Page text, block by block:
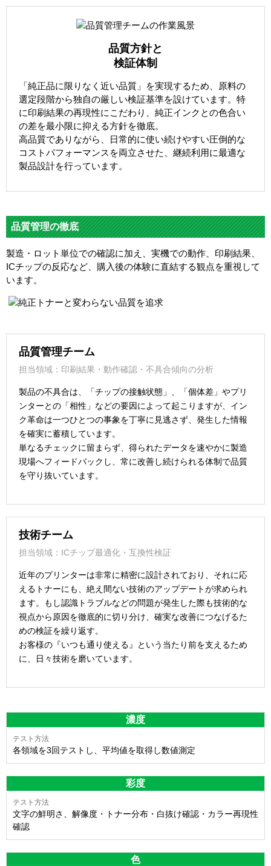
品質方針と
検証体制
「純正品に限りなく近い品質」を実現するため、原料の
選定段階から独自の厳しい検証基準を設けています。特
に印刷結果の再現性にこだわり、純正インクとの色合い
の差を最小限に抑える方針を徹底。
高品質でありながら、日常的に使い続けやすい圧倒的な
コストパフォーマンスを両立させた、継続利用に最適な
製品設計を行っています。
品質管理の徹底
製造・ロット単位での確認に加え、実機での動作、印刷結果、
ICチップの反応など、購入後の体験に直結する観点を重視して
います。
品質管理チーム
担当領域：印刷結果・動作確認・不具合傾向の分析
製品の不具合は、「チップの接触状態」、「個体差」やプリ
ンターとの「相性」などの要因によって起こりますが、イン
ク革命は一つひとつの事象を丁寧に見逃さず、発生した情報
を確実に蓄積しています。
単なるチェックに留まらず、得られたデータを速やかに製造
現場へフィードバックし、常に改善し続けられる体制で品質
を守り抜いています。
技術チーム
担当領域：ICチップ最適化・互換性検証
近年のプリンターは非常に精密に設計されており、それに応
えるトナーにも、絶え間ない技術のアップデートが求められ
ます。もし認識トラブルなどの問題が発生した際も技術的な
視点から原因を徹底的に切り分け、確実な改善につなげるた
めの検証を繰り返す。
お客様の『いつも通り使える』という当たり前を支えるため
に、日々技術を磨いています。
濃度
各領域を3回テストし、平均値を取得し数値測定
彩度
文字の鮮明さ、解像度・トナー分布・白抜け確認・カラー再現性
確認
色